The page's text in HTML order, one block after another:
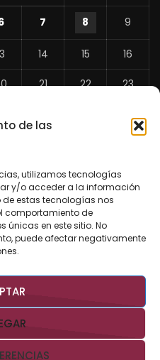
de las
utilizamos tecnologías
y/o acceder a la información
de estas tecnologías nos
comportamiento de
únicas en este sitio. No
puede afectar negativamente
7 8 9
14 15 16
21 22 23